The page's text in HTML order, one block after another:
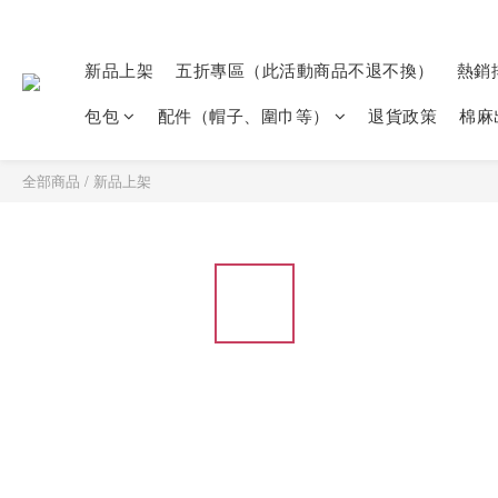
新品上架 五折專區（此活動商品不退不換）
熱銷
包包
配件（帽子、圍巾等） 退貨政策 棉麻
全部商品 / 新品上架